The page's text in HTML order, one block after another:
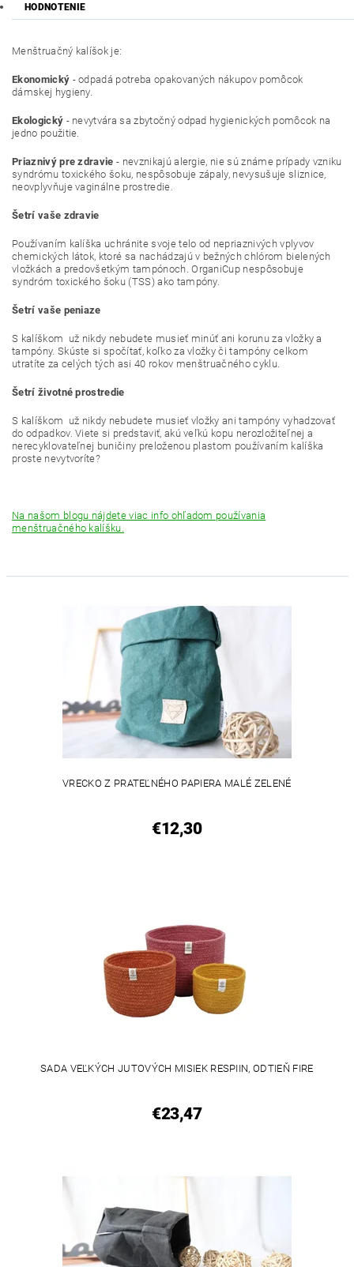
HODNOTENIE
Menštruačný kalíšok je:
Ekonomický - odpadá potreba opakovaných nákupov pomôcok
dámskej hygieny.
Ekologický - nevytvára sa zbytočný odpad hygienických pomôcok na
jedno použitie.
Priaznivý pre zdravie - nevznikajú alergie, nie sú známe prípady vzniku
syndrómu toxického šoku, nespôsobuje zápaly, nevysušuje sliznice,
neovplyvňuje vaginálne prostredie.
Šetrí vaše zdravie
Používaním kalíška uchránite svoje telo od nepriaznivých vplyvov
chemických látok, ktoré sa nachádzajú v bežných chlórom bielených
vložkách a predovšetkým tampónoch. OrganiCup nespôsobuje
syndróm toxického šoku (TSS) ako tampóny.
Šetrí vaše peniaze
S kalíškom už nikdy nebudete musieť minúť ani korunu za vložky a
tampóny. Skúste si spočítať, koľko za vložky či tampóny celkom
utratíte za celých tých asi 40 rokov menštruačného cyklu.
Šetrí životné prostredie
S kalíškom už nikdy nebudete musieť vložky ani tampóny vyhadzovať
do odpadkov. Viete si predstaviť, akú veľkú kopu nerozložiteľnej a
nerecyklovateľnej buničiny preloženou plastom používaním kalíška
proste nevytvoríte?
Na našom blogu nájdete viac info ohľadom používania
menštruačného kalíšku.
VRECKO Z PRATEĽNÉHO PAPIERA MALÉ ZELENÉ
€12,30
SADA VEĽKÝCH JUTOVÝCH MISIEK RESPIIN, ODTIEŇ FIRE
€23,47